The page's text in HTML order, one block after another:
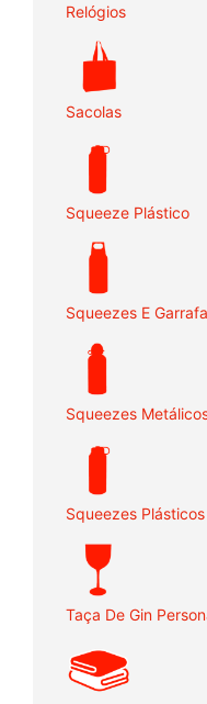
Relógios
Sacolas
Squeeze Plástico
Squeezes E
Squeezes
Squeezes Plásticos
Taça De Gin